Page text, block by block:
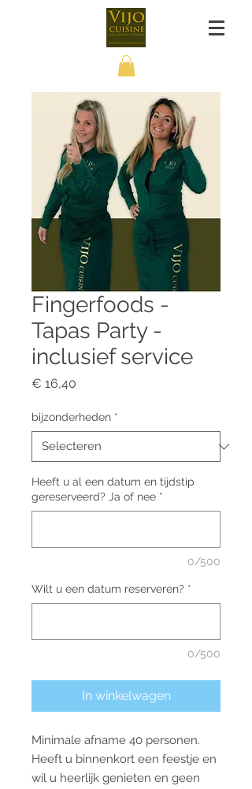
Fingerfoods -
Tapas Party -
inclusief service
€ 16,40
bijzonderheden *
Heeft u al een datum en tijdstip
gereserveerd? Ja of nee *
0/500
Wilt u een datum reserveren? *
0/500
In winkelwagen
Minimale afname 40 personen.
Heeft u binnenkort een feestje en
wil u heerlijk genieten en geen